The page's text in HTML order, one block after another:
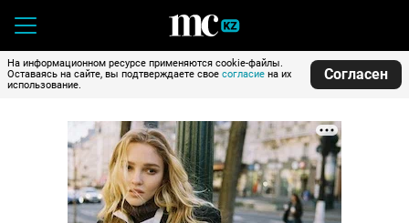
На информационном ресурсе применяются cookie-файлы.
Оставаясь на сайте, вы подтверждаете свое согласие на их
использование.
Согласен